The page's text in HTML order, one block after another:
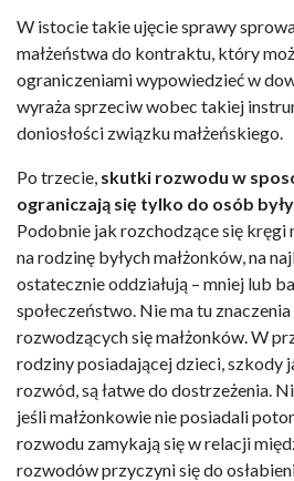
W istocie takie ujęcie sprawy
małżeństwa do kontraktu, który
ograniczeniami wypowiedzieć w
wyraża sprzeciw wobec takiej
doniosłości związku małżeńskiego.
Po trzecie, skutki rozwodu w
ograniczają się tylko do osób
Podobnie jak rozchodzące się kręgi
na rodzinę byłych małżonków, na
ostatecznie oddziałują – mniej lub
społeczeństwo. Nie ma tu
rozwodzących się małżonków. W
rodziny posiadającej dzieci, szkody
rozwód, są łatwe do dostrzeżenia.
jeśli małżonkowie nie posiadali
rozwodu zamykają się w relacji
rozwodów przyczyni się do